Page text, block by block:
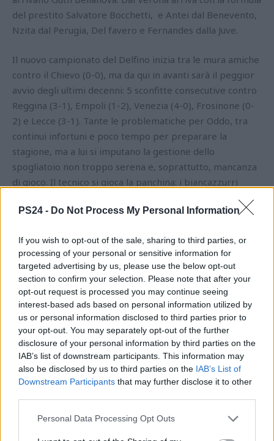
PS24 - Do Not Process My Personal Information
If you wish to opt-out of the sale, sharing to third parties, or
processing of your personal or sensitive information for
targeted advertising by us, please use the below opt-out
section to confirm your selection. Please note that after your
opt-out request is processed you may continue seeing
interest-based ads based on personal information utilized by
us or personal information disclosed to third parties prior to
your opt-out. You may separately opt-out of the further
disclosure of your personal information by third parties on the
IAB’s list of downstream participants. This information may
also be disclosed by us to third parties on the IAB’s List of
Downstream Participants that may further disclose it to other
Personal Data Processing Opt Outs
del prestito Salvatore Bocchetti, e Antei dal Benevento,
Nzita dal Perugia, Del favero e Fernandes dalla Juve.
Il nuovo campionato del Delfino inizia tra le mura amiche
contro il Chievo (0-0), ma da qui in avanti sarà il peggior
avvio degli ultimi decenni: 5 sconfitte consecutive contro
Reggina (3-1), Empoli (1-2), Venezia (4-0), Frosinone (0-
2) e Lecce (3-1). Tante le problematiche per Oddo, tra
continui infortuni e poco tempo per preparare la
stagione, ma a lui si imputano la gestione dello
spogliatoio non troppo serena e, soprattutto, mancanza
di gioco. Il tecnico si gioca la panchina: i biancazzurri
l’esonero sarà rimandato di sole 3 partite. La vittoria
SPAL e Pordenone si rivede il solito film: sconfitte per 0-2
e questa volta Massimo Oddo viene esonerato.
Si parla nuovamente di un ritorno di Pillon, ma
quest’ultimo andrà a Trieste al posto dell’esonerato
Gautieri. Sebastiani e Repetto puntano allora su Roberto
Breda, ex allenatore di Latina (nel 2013-14 conquistò con
il club pontino la storica finale play-off contro il Cesena,
poi persa), Ternana, Entella, Perugia e Livorno. Il
neotecnico ha soli 4 giorni per preparare la trasferta di
a casa la vittoria per il secondo anno consecutivo: 0-2